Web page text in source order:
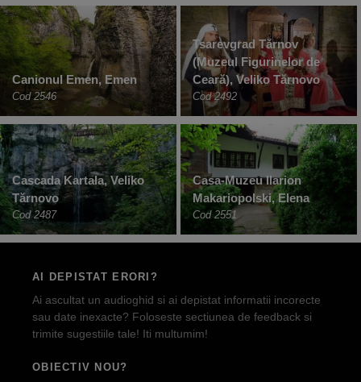
Canionul Emen, Emen
Cod 2546
Tsarevgrad Tărnov
(Muzeul Figurinelor de
Ceară), Veliko Tărnovo
Cod 2492
Cascada Kartala, Veliko
Tărnovo
Cod 2487
Casa-Muzeu Ilarion
Makariopolski, Elena
Cod 2551
AI DEPISTAT ERORI?
Ai ascultat un audioghid si ai depistat informatii incorecte
sau date inexacte? Foloseste sectiunea de feedback si
trimite sugestiile tale! Iti multumim!
OBIECTIV NOU?